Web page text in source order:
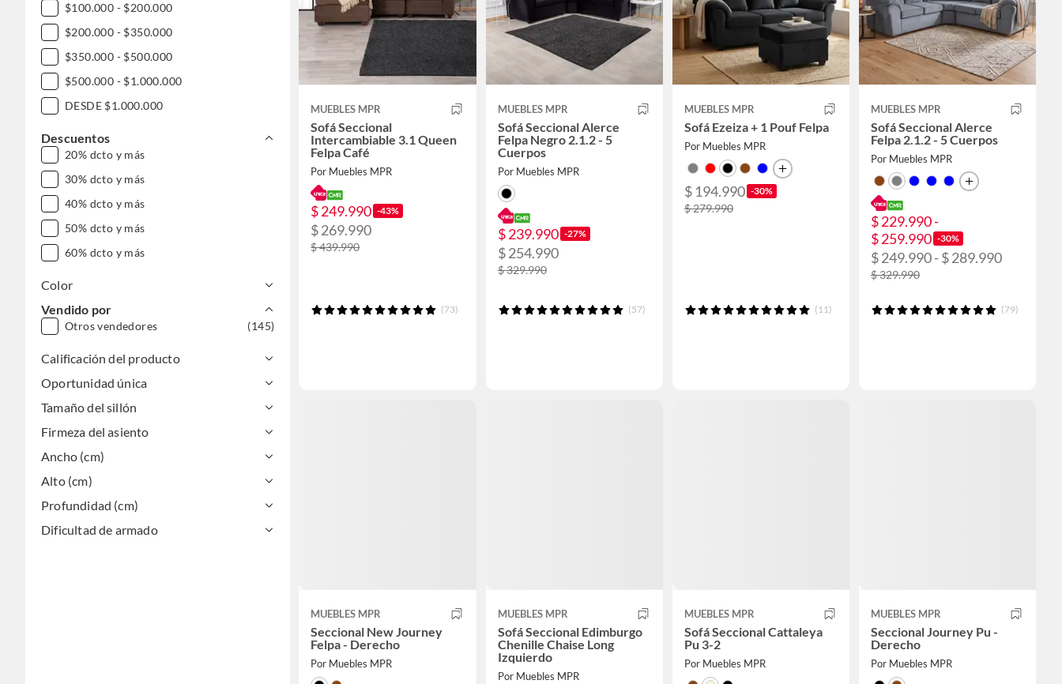
$100.000 - $200.000
$200.000 - $350.000
$350.000 - $500.000
$500.000 - $1.000.000
DESDE $1.000.000
Descuentos
20% dcto y más
30% dcto y más
40% dcto y más
50% dcto y más
60% dcto y más
Color
Vendido por
Otros vendedores (145)
Calificación del producto
Oportunidad única
Tamaño del sillón
Firmeza del asiento
Ancho (cm)
Alto (cm)
Profundidad (cm)
Dificultad de armado
MUEBLES MPR
Sofá Seccional
Intercambiable 3.1 Queen
Felpa Café
Por Muebles MPR
$ 249.990 -43%
$ 269.990
$ 439.990
(73)
MUEBLES MPR
Sofá Seccional Alerce
Felpa Negro 2.1.2 - 5
Cuerpos
Por Muebles MPR
$ 239.990 -27%
$ 254.990
$ 329.990
(57)
MUEBLES MPR
Sofá Ezeiza + 1 Pouf Felpa
Por Muebles MPR
$ 194.990 -30%
$ 279.990
(11)
MUEBLES MPR
Sofá Seccional Alerce
Felpa 2.1.2 - 5 Cuerpos
Por Muebles MPR
$ 229.990 -
$ 259.990 -30%
$ 249.990 - $ 289.990
$ 329.990
(79)
MUEBLES MPR
Seccional New Journey
Felpa - Derecho
Por Muebles MPR
MUEBLES MPR
Sofá Seccional Edimburgo
Chenille Chaise Long
Izquierdo
Por Muebles MPR
MUEBLES MPR
Sofá Seccional Cattaleya
Pu 3-2
Por Muebles MPR
MUEBLES MPR
Seccional Journey Pu -
Derecho
Por Muebles MPR